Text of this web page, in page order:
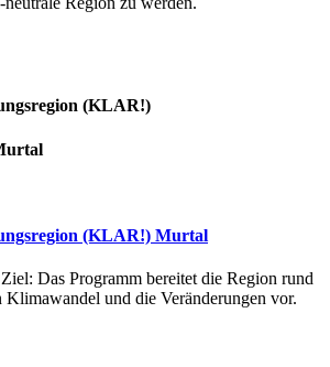
(KLAR!)
(KLAR!) Murtal
Das Programm bereitet die Region rund
Klimawandel und die Veränderungen vor.